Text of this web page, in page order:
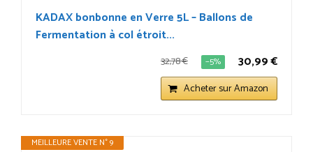
KADAX bonbonne en Verre 5L – Ballons de
Fermentation à col étroit...
32,78 € −5% 30,99 €
Acheter sur Amazon
MEILLEURE VENTE N° 9